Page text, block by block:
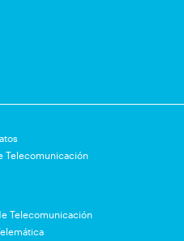
Telecomunicación
Telecomunicación